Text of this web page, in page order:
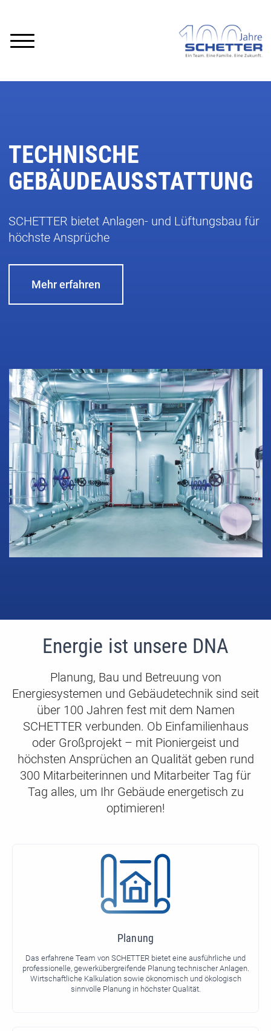
TECHNISCHE
GEBÄUDEAUSSTATTUNG
SCHETTER bietet Anlagen- und Lüftungsbau für
höchste Ansprüche
Mehr erfahren
Energie ist unsere DNA
Planung, Bau und Betreuung von
Energiesystemen und Gebäudetechnik sind seit
über 100 Jahren fest mit dem Namen
SCHETTER verbunden. Ob Einfamilienhaus
oder Großprojekt – mit Pioniergeist und
höchsten Ansprüchen an Qualität geben rund
300 Mitarbeiterinnen und Mitarbeiter Tag für
Tag alles, um Ihr Gebäude energetisch zu
optimieren!
Planung
Das erfahrene Team von SCHETTER bietet eine ausführliche und
professionelle, gewerkübergreifende Planung technischer Anlagen.
Wirtschaftliche Kalkulation sowie ökonomisch und ökologisch
sinnvolle Planung in höchster Qualität.